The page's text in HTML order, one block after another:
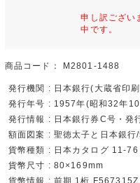
申し訳ござい
中です。
商品コード： M2801-1488
発行機関 : 日本銀行(大蔵省印
発行年号 : 1957年(昭和32年
発行情報 : 日本銀行券C号・発
額面図案 : 聖徳太子と日本銀行
貨幣種類 : 日本カタログ 11-
貨幣尺寸 : 80×169mm
貨幣情報 : 前期 1桁 F567315Z